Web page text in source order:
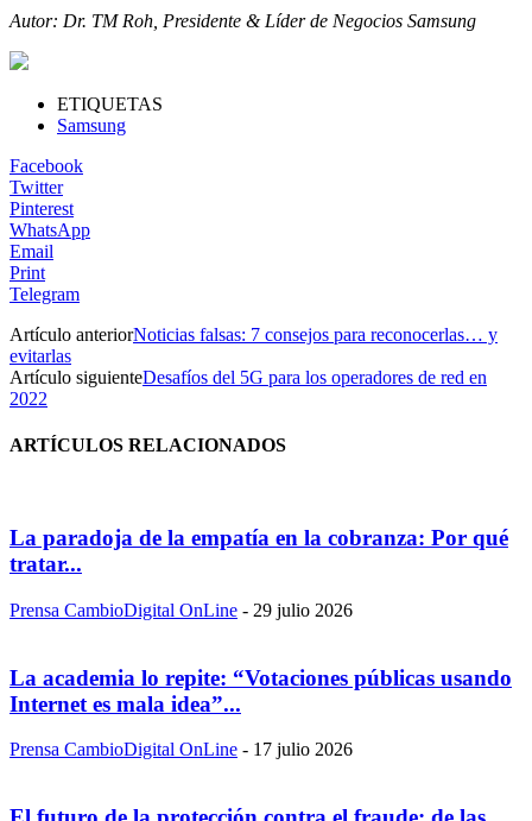
Autor: Dr. TM Roh, Presidente & Líder de Negocios Samsung
ETIQUETAS
Samsung
Facebook
Twitter
Pinterest
WhatsApp
Email
Print
Telegram
Artículo anteriorNoticias falsas: 7 consejos para reconocerlas… y
evitarlas
Artículo siguienteDesafíos del 5G para los operadores de red en
2022
ARTÍCULOS RELACIONADOS
La paradoja de la empatía en la cobranza: Por qué
tratar...
Prensa CambioDigital OnLine - 29 julio 2026
La academia lo repite: “Votaciones públicas usando
Internet es mala idea”...
Prensa CambioDigital OnLine - 17 julio 2026